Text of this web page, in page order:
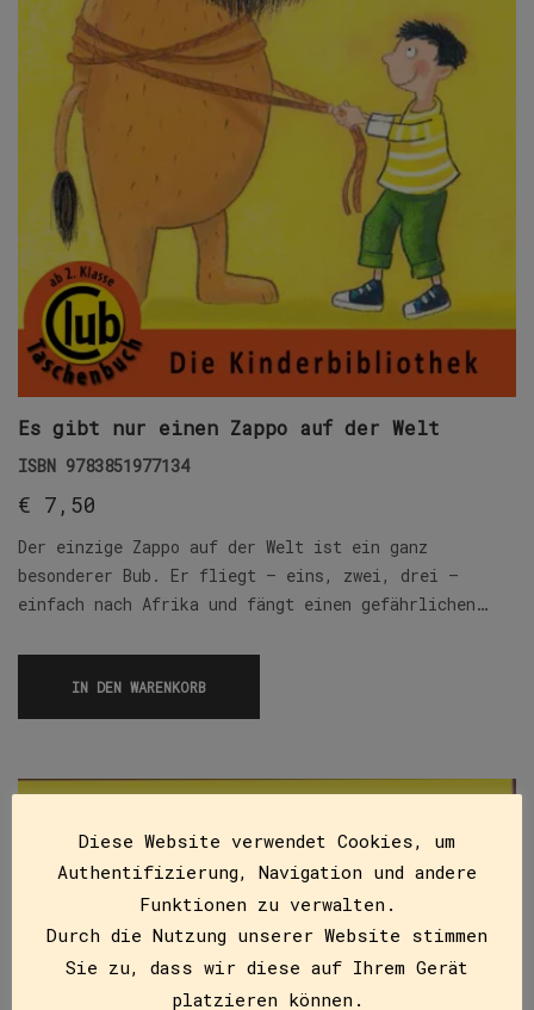
Es gibt nur einen Zappo auf der Welt
ISBN 9783851977134
€ 7,50
Der einzige Zappo auf der Welt ist ein ganz
besonderer Bub. Er fliegt – eins, zwei, drei –
einfach nach Afrika und fängt einen gefährlichen…
IN DEN WARENKORB
Diese Website verwendet Cookies, um
Authentifizierung, Navigation und andere
Funktionen zu verwalten.
Durch die Nutzung unserer Website stimmen
Sie zu, dass wir diese auf Ihrem Gerät
platzieren können.